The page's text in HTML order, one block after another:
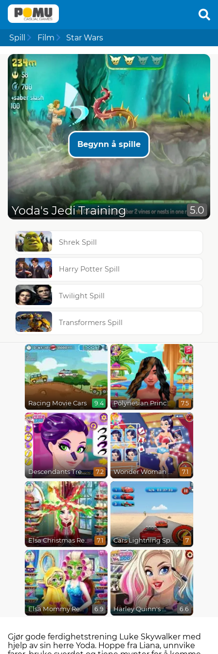
Spill Film Star Wars
Begynn å spille
Yoda's Jedi Training 5.0
Shrek Spill
Harry Potter Spill
Twilight Spill
Transformers Spill
Racing Movie Cars 9.4 Polynesian Princess Real Haircuts 7.5
Descendants Trendsetters 7.2 Wonder Woman Fashion Event 7.1
Elsa Christmas Real Haircuts 7.1 Cars Lightning Speed 7
Elsa Mommy Real Makeover 6.9 Harley Quinn's Modern Makeover 6.6
Gjør gode ferdighetstrening Luke Skywalker med
hjelp av sin herre Yoda. Hoppe fra Liana, unnvike